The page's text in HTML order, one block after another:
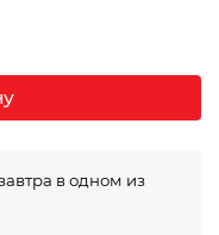
в одном из